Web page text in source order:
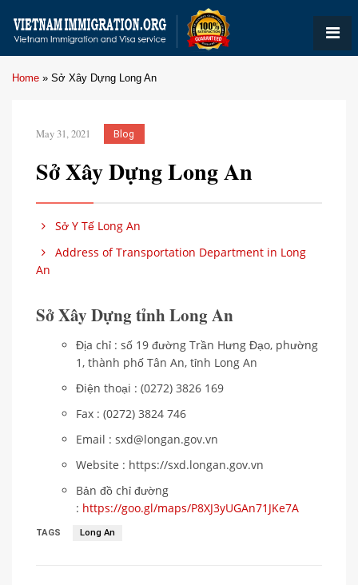
Home » Sở Xây Dựng Long An
May 31, 2021 Blog
Sở Xây Dựng Long An
Sở Y Tế Long An
Address of Transportation Department in Long
An
Sở Xây Dựng tỉnh Long An
Địa chỉ : số 19 đường Trần Hưng Đạo, phường
1​, thành phố Tân An, tỉnh Long An
Điện thoại : (0272) 3826 169 ​
Fax : (0272) 3824 746 ​
Email : sxd@longan.gov.vn
Website : https://sxd.longan.gov.vn
Bản đồ chỉ đường
: https://goo.gl/maps/P8XJ3yUGAn71JKe7A
TAGS Long An